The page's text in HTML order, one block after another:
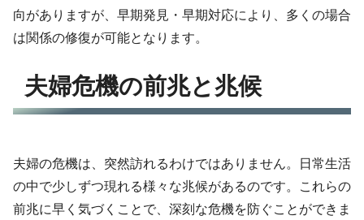
向がありますが、早期発見・早期対応により、多くの場合
は関係の修復が可能となります。
夫婦危機の前兆と兆候
夫婦の危機は、突然訪れるわけではありません。日常生活
の中で少しずつ現れる様々な兆候があるのです。これらの
前兆に早く気づくことで、深刻な危機を防ぐことができま